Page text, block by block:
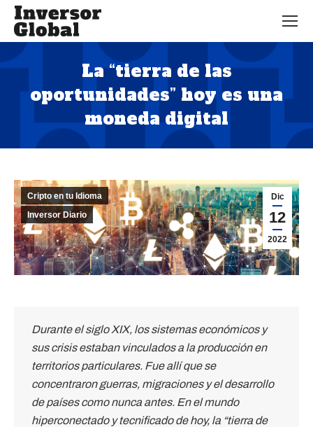
La “tierra de las
oportunidades” hoy es una
moneda digital
Estás aquí:
Dic
12
2022
Cripto en tu Idioma
Inversor Diario
Durante el siglo XIX, los sistemas económicos y
sus crisis estaban vinculados a la producción en
territorios particulares. Fue allí que se
concentraron guerras, migraciones y el desarrollo
de países como nunca antes. En el mundo
hiperconectado y tecnificado de hoy, la “tierra de